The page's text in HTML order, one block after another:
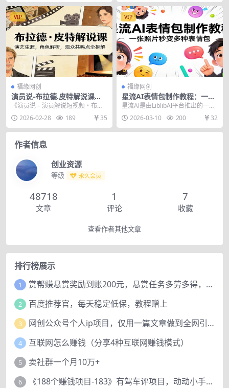
VIP
福缘网创
演员说-布拉德.皮特解说课：
演艺生涯，角色解析，观众共
《演员说 – 演员解说短视频・布拉
德・皮...
2026-02-28 189 35
VIP
福缘网创
星流AI表情包制作教程：一张
照片秒变多种表情包
星流Al是由LiblibAl平台推出的一站
式AI图像生成平台，它基于自研的S
ta...2026-03-10 200 32
作者信息
创业资源
等级 永久会员
48718
文章
1
评论
7
收藏
查看作者其他文章
排行榜展示
1 赏帮赚悬赏奖励到账200元，悬赏任务多劳多得，人人可做。
2 百度推荐官，每天稳定低保，教程赠上
3 网创公众号个人ip项目，仅用一篇文章做到全网引流！
4 互联网怎么赚钱（分享4种互联网赚钱模式）
5 卖社群一个月10万+
6 《188个赚钱项目-183》有驾车评项目，动动小手，复制粘贴赚44元！